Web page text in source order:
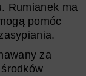
Rumianek ma
pomóc
za